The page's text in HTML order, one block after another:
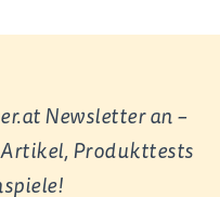
Newsletter an –
Produkttests